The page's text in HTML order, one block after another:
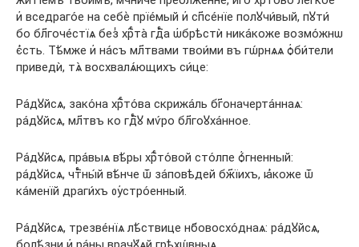
и҆ вседраго́е на себѐ прїе́мый и҆ сп҃се́нїе полꙋчи́вый, пꙋти́
бо бл҃гоче́стїѧ без̾ хрⷭ҇та̀ гдⷭ҇а ѡ҆брѣстѝ ника́коже возмо́жнѡ
є҆́сть. Тѣ́мже и҆ на́съ мл҃твами твои́ми въ гѡ́рнѧѧ ѻ҆би́тели
приведѝ, тѧ̀ восхвалѧ́ющихъ си́це:
Ра́дꙋйсѧ, зако́на хрⷭ҇то́ва скрижа́ль бг҃оначерта́ннаѧ:
ра́дꙋйсѧ, мл҃твъ ко гдⷭ҇ꙋ мѵ́ро бл҃гоꙋха́нное.
Ра́дꙋйсѧ, пра́выѧ вѣ́ры хрⷭ҇то́вой сто́лпе ѻ҆́гненный:
ра́дꙋйсѧ, чтⷭ҇ны́й вѣ́нче ѿ за́повѣдей бж҃їихъ, ꙗ҆́коже ѿ
ка́менїй драги́хъ ᲂу҆стро́енный.
Ра́дꙋйсѧ, трезве́нїѧ лѣ́ствице нб҃овосхо́днаѧ: ра́дꙋйсѧ,